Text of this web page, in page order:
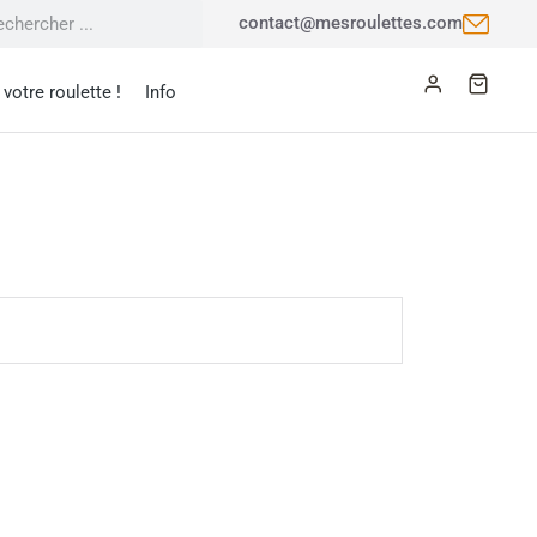
contact@mesroulettes.com
votre roulette ! Info